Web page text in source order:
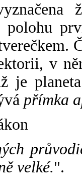
polohu
v
je
přímka
velké.".